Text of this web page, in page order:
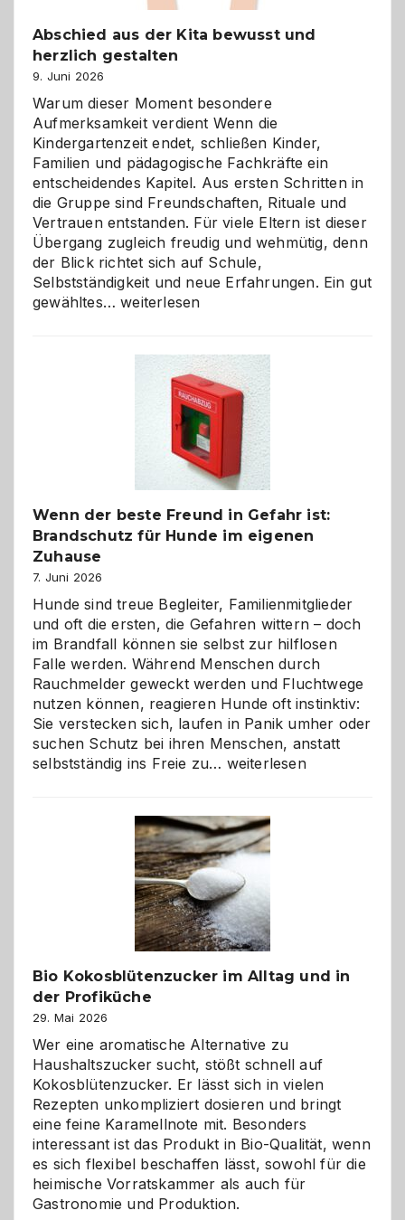
Abschied aus der Kita bewusst und
herzlich gestalten
9. Juni 2026
Warum dieser Moment besondere
Aufmerksamkeit verdient Wenn die
Kindergartenzeit endet, schließen Kinder,
Familien und pädagogische Fachkräfte ein
entscheidendes Kapitel. Aus ersten Schritten in
die Gruppe sind Freundschaften, Rituale und
Vertrauen entstanden. Für viele Eltern ist dieser
Übergang zugleich freudig und wehmütig, denn
der Blick richtet sich auf Schule,
Selbstständigkeit und neue Erfahrungen. Ein gut
gewähltes…Abschied
bewusst
herzlich
gestalten
weiterlesen
Wenn der beste Freund in Gefahr ist:
Brandschutz für Hunde im eigenen
Zuhause
7. Juni 2026
Hunde sind treue Begleiter, Familienmitglieder
und oft die ersten, die Gefahren wittern – doch
im Brandfall können sie selbst zur hilflosen
Falle werden. Während Menschen durch
Rauchmelder geweckt werden und Fluchtwege
nutzen können, reagieren Hunde oft instinktiv:
Sie verstecken sich, laufen in Panik umher oder
suchen Schutz bei ihren Menschen, anstatt
selbstständig ins Freie zu… Wenn
Freund
in
Gefahr
ist:
Brandschutz
für
Hunde
eigenen
weiterlesen
Bio Kokosblütenzucker im Alltag und in
der Profiküche
29. Mai 2026
Wer eine aromatische Alternative zu
Haushaltszucker sucht, stößt schnell auf
Kokosblütenzucker. Er lässt sich in vielen
Rezepten unkompliziert dosieren und bringt
eine feine Karamellnote mit. Besonders
interessant ist das Produkt in Bio-Qualität, wenn
es sich flexibel beschaffen lässt, sowohl für die
heimische Vorratskammer als auch für
Gastronomie und Produktion.